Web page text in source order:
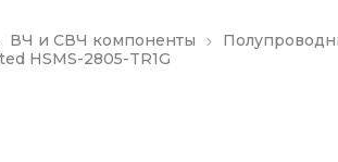
ВЧ и СВЧ компоненты
HSMS-2805-TR1G